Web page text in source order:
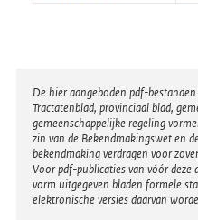
Disclaimer
De hier aangeboden pdf-
Tractatenblad, provinciaal blad,
gemeenschappelijke regeling
zin van de Bekendmakingswet en
bekendmaking verdragen voor
Voor pdf-publicaties van vóór deze
vorm uitgegeven bladen formele
elektronische versies daarvan